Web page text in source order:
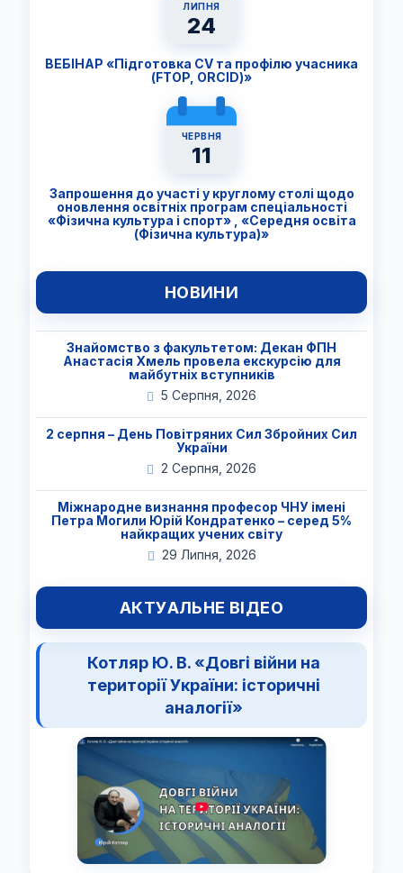
ЛИПНЯ
24
ВЕБІНАР «Підготовка CV та профілю учасника
(FTОP, ORCID)»
ЧЕРВНЯ
11
Запрошення до участі у круглому столі щодо
оновлення освітніх програм спеціальності
«Фізична культура і спорт» , «Середня освіта
(Фізична культура)»
НОВИНИ
Знайомство з факультетом: Декан ФПН
Анастасія Хмель провела екскурсію для
майбутніх вступників
5 Серпня, 2026
2 серпня – День Повітряних Сил Збройних Сил
України
2 Серпня, 2026
Міжнародне визнання професор ЧНУ імені
Петра Могили Юрій Кондратенко – серед 5%
найкращих учених світу
29 Липня, 2026
АКТУАЛЬНЕ ВІДЕО
Котляр Ю. В. «Довгі війни на
території України: історичні
аналогії»